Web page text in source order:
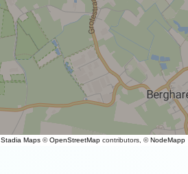
Stadia Maps ©OpenStreetMap contributors, ©NodeMapp